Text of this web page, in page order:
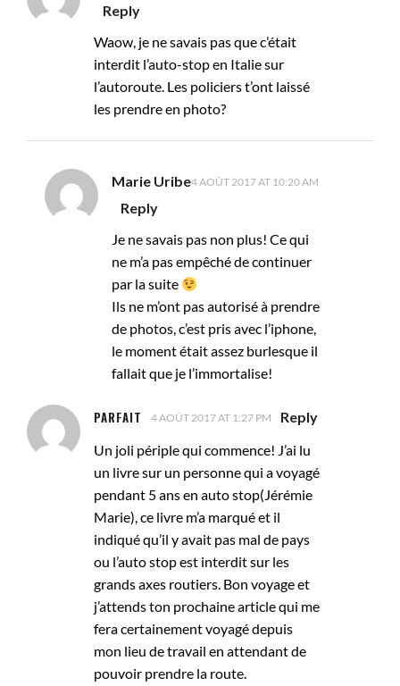
Reply
Waow, je ne savais pas que c’était
interdit l’auto-stop en Italie sur
l’autoroute. Les policiers t’ont laissé
les prendre en photo?
Marie Uribe4 AOÛT 2017 AT 10:20 AM
Reply
Je ne savais pas non plus! Ce qui
ne m’a pas empêché de continuer
par la suite
Ils ne m’ont pas autorisé à prendre
de photos, c’est pris avec l’iphone,
le moment était assez burlesque il
fallait que je l’immortalise!
PARFAIT 4 AOÛT 2017 AT 1:27 PM
Reply
Un joli périple qui commence! J’ai lu
un livre sur un personne qui a voyagé
pendant 5 ans en auto stop(Jérémie
Marie), ce livre m’a marqué et il
indiqué qu’il y avait pas mal de pays
ou l’auto stop est interdit sur les
grands axes routiers. Bon voyage et
j’attends ton prochaine article qui me
fera certainement voyagé depuis
mon lieu de travail en attendant de
pouvoir prendre la route.